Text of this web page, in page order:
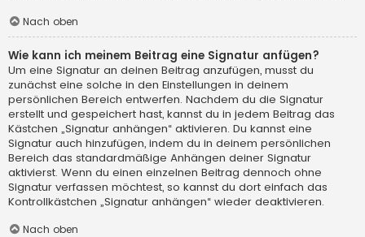
Nach oben
Wie kann ich meinem Beitrag eine Signatur anfügen?
Um eine Signatur an deinen Beitrag anzufügen, musst du
zunächst eine solche in den Einstellungen in deinem
persönlichen Bereich entwerfen. Nachdem du die Signatur
erstellt und gespeichert hast, kannst du in jedem Beitrag das
Kästchen „Signatur anhängen“ aktivieren. Du kannst eine
Signatur auch hinzufügen, indem du in deinem persönlichen
Bereich das standardmäßige Anhängen deiner Signatur
aktivierst. Wenn du einen einzelnen Beitrag dennoch ohne
Signatur verfassen möchtest, so kannst du dort einfach das
Kontrollkästchen „Signatur anhängen“ wieder deaktivieren.
Nach oben